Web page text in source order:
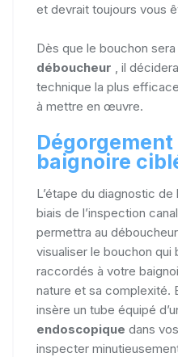
et devrait toujours vous
Dès que le bouchon
déboucheur
, il
technique la plus
à mettre en œuvre.
baignoire
L’étape du diagnostic
biais de l’inspection
permettra au
visualiser le bouchon qui
raccordés à votre
nature et sa complexité.
insère un tube équipé
endoscopique dans
inspecter